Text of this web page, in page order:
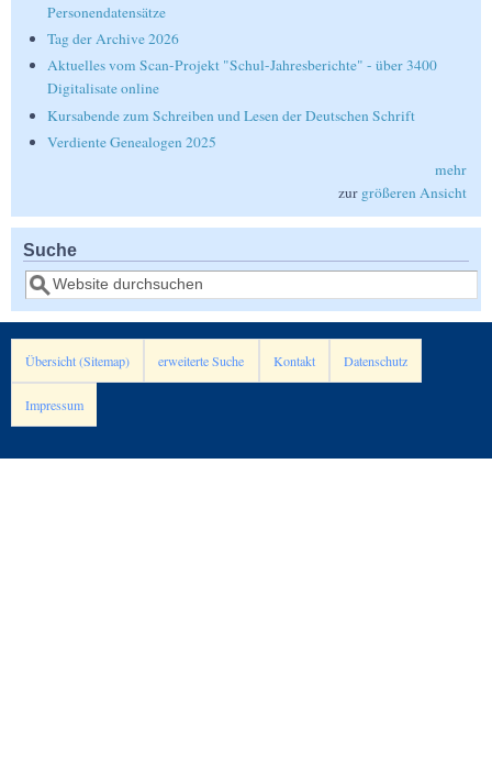
Personendatensätze
Tag der Archive 2026
Aktuelles vom Scan-Projekt "Schul-Jahresberichte" - über 3400
Digitalisate online
Kursabende zum Schreiben und Lesen der Deutschen Schrift
Verdiente Genealogen 2025
mehr
zur größeren Ansicht
Suche
Suche
Übersicht (Sitemap) erweiterte Suche Kontakt Datenschutz
Impressum